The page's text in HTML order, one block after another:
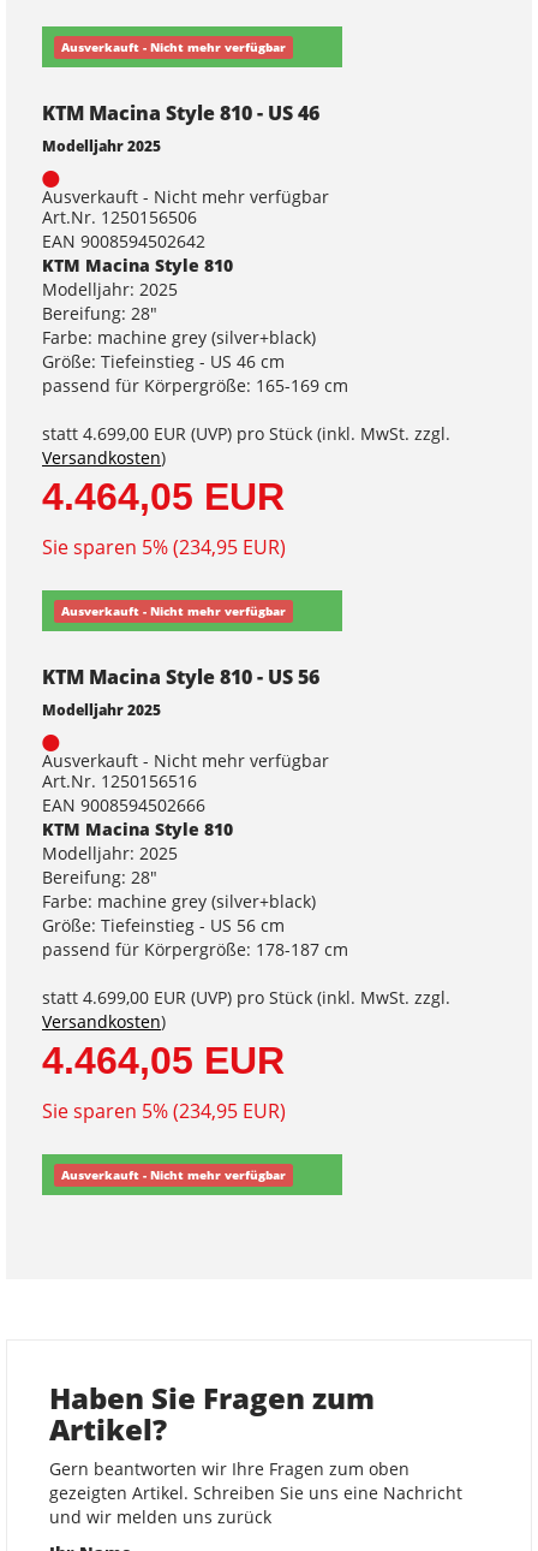
Ausverkauft - Nicht mehr verfügbar
KTM Macina Style 810 - US 46
Modelljahr 2025
Ausverkauft - Nicht mehr verfügbar
Art.Nr. 1250156506
EAN 9008594502642
KTM Macina Style 810
Modelljahr: 2025
Bereifung: 28"
Farbe: machine grey (silver+black)
Größe: Tiefeinstieg - US 46 cm
passend für Körpergröße: 165-169 cm
statt 4.699,00 EUR (UVP) pro Stück (inkl. MwSt. zzgl.
Versandkosten)
4.464,05 EUR
Sie sparen 5% (234,95 EUR)
Ausverkauft - Nicht mehr verfügbar
KTM Macina Style 810 - US 56
Modelljahr 2025
Ausverkauft - Nicht mehr verfügbar
Art.Nr. 1250156516
EAN 9008594502666
KTM Macina Style 810
Modelljahr: 2025
Bereifung: 28"
Farbe: machine grey (silver+black)
Größe: Tiefeinstieg - US 56 cm
passend für Körpergröße: 178-187 cm
statt 4.699,00 EUR (UVP) pro Stück (inkl. MwSt. zzgl.
Versandkosten)
4.464,05 EUR
Sie sparen 5% (234,95 EUR)
Ausverkauft - Nicht mehr verfügbar
Haben Sie Fragen zum
Artikel?
Gern beantworten wir Ihre Fragen zum oben
gezeigten Artikel. Schreiben Sie uns eine Nachricht
und wir melden uns zurück